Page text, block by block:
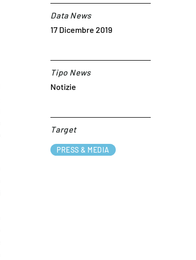
Data News
17 Dicembre 2019
Tipo News
Notizie
Target​
PRESS & MEDIA